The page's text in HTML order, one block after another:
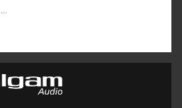
Module relais IP rail DIN mesuré